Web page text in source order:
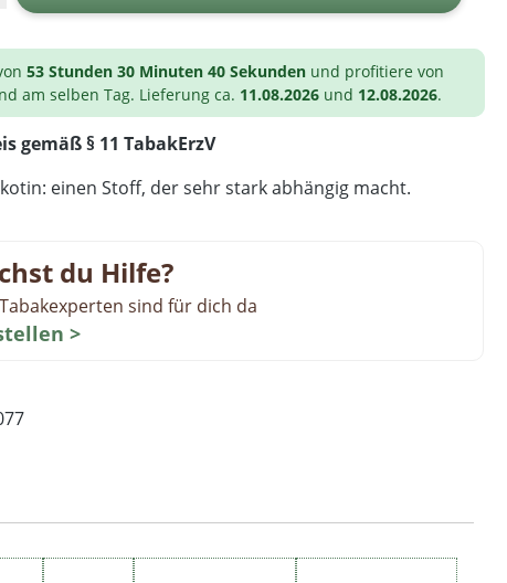
53 Stunden 30 Minuten 39 Sekunden und profitiere von
am selben Tag. Lieferung ca. 11.08.2026 und 12.08.2026.
gemäß § 11 TabakErzV
einen Stoff, der sehr stark abhängig macht.
du Hilfe?
sind für dich da
>